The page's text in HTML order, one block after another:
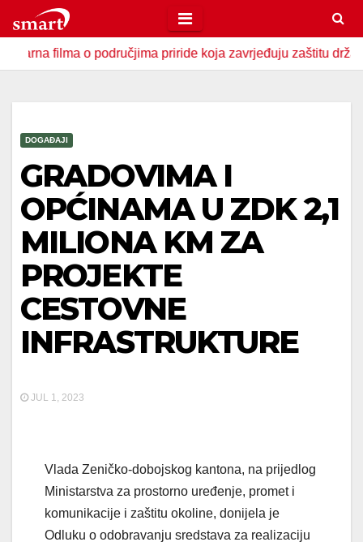
to
contento područjima priride koja zavrjeđuju zaštitu države U
DOGAĐAJI
GRADOVIMA I
OPĆINAMA U ZDK 2,1
MILIONA KM ZA
PROJEKTE
CESTOVNE
INFRASTRUKTURE
JUL 1, 2023
Vlada Zeničko-dobojskog kantona, na prijedlog
Ministarstva za prostorno uređenje, promet i
komunikacije i zaštitu okoline, donijela je
Odluku o odobravanju sredstava za realizaciju